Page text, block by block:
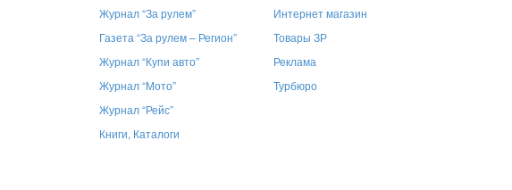
Журнал “За рулем”
Газета “За рулем – Регион”
Журнал “Купи авто”
Журнал “Мото”
Журнал “Рейс”
Книги, Каталоги
Интернет магазин
Товары ЗР
Реклама
Турбюро